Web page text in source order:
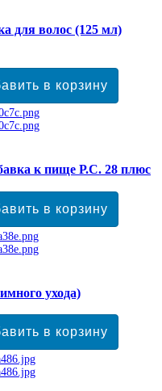
для волос (125 мл)
к пище P.C. 28 плюс
ухода)